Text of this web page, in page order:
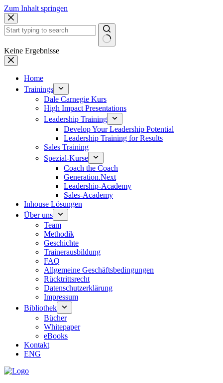
Zum Inhalt springen
Keine Ergebnisse
Home
Trainings
Dale Carnegie Kurs
High Impact Presentations
Leadership Training
Develop Your Leadership Potential
Leadership Training for Results
Sales Training
Spezial-Kurse
Coach the Coach
Generation.Next
Leadership-Academy
Sales-Academy
Inhouse Lösungen
Über uns
Team
Methodik
Geschichte
Trainerausbildung
FAQ
Allgemeine Geschäftsbedingungen
Rücktrittsrecht
Datenschutzerklärung
Impressum
Bibliothek
Bücher
Whitepaper
eBooks
Kontakt
ENG